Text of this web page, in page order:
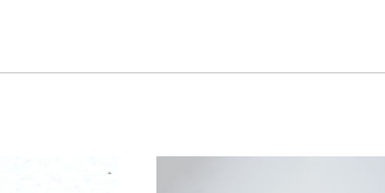
65％（割引率35％